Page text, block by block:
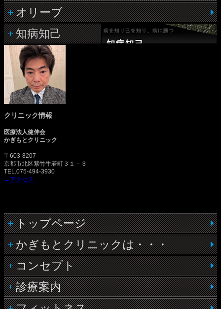
オリーブ
知病知己
クリニック情報
医療法人健伸会
かぎもとクリニック
〒603-8207
京都市北区紫竹牛若町３１－３
TEL.075-494-3930
→アクセス
トップページ
かぎもとクリニックは・・・
コンセプト
診療案内